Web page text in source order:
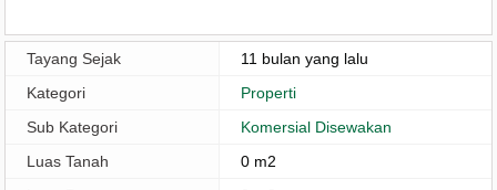
Tayang Sejak
11 bulan yang lalu
Kategori
Properti
Sub Kategori
Komersial Disewakan
Luas Tanah
0 m2